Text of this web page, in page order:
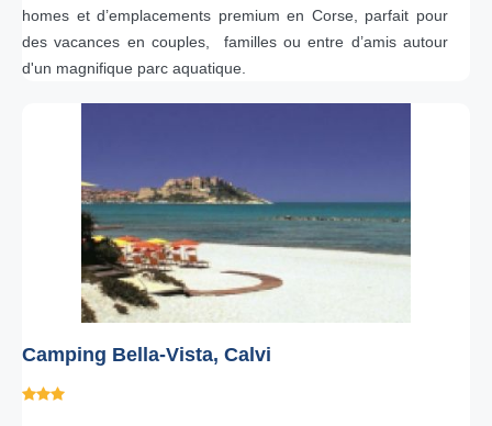
homes et d’emplacements premium en Corse, parfait pour
des vacances en couples, familles ou entre d’amis autour
d'un magnifique parc aquatique.
Camping Bella-Vista, Calvi